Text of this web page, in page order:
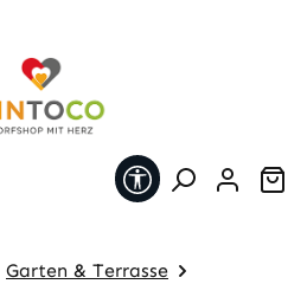
Werkzeugleiste
Garten & Terrasse